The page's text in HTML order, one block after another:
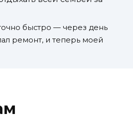
быстро — через день
ремонт, и теперь моей